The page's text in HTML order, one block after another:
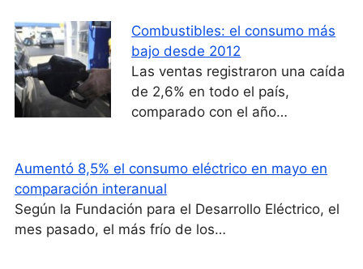
Combustibles: el consumo más
bajo desde 2012
Las ventas registraron una caída
de 2,6% en todo el país,
comparado con el año…
Aumentó 8,5% el consumo eléctrico en mayo en
comparación interanual
Según la Fundación para el Desarrollo Eléctrico, el
mes pasado, el más frío de los…